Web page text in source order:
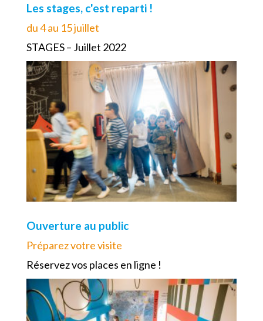
Les stages, c'est reparti !
du 4 au 15 juillet
STAGES – Juillet 2022
Ouverture au public
Préparez votre visite
Réservez vos places en ligne !